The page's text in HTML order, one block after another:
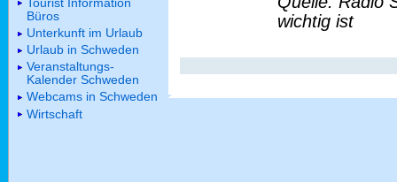
wichtig ist
Büros
Unterkunft im Urlaub
Urlaub in Schweden
Veranstaltungs-
Kalender Schweden
Webcams in Schweden
Wirtschaft